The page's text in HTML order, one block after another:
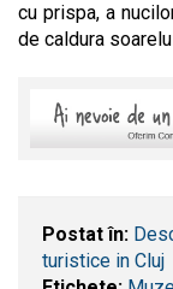
cu prispa, a
de caldura
Postat în:
turistice in Cluj